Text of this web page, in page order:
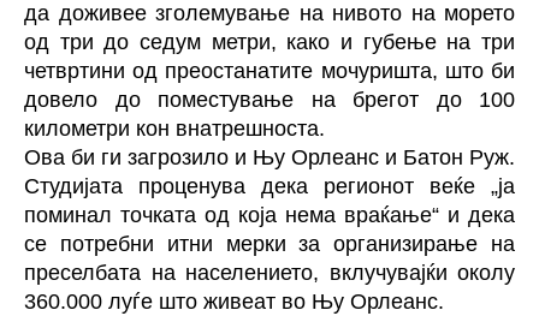
да доживее зголемување на нивото на морето
од три до седум метри, како и губење на три
четвртини од преостанатите мочуришта, што би
довело до поместување на брегот до 100
километри кон внатрешноста.
Ова би ги загрозило и Њу Орлеанс и Батон Руж.
Студијата проценува дека регионот веќе „ја
поминал точката од која нема враќање“ и дека
се потребни итни мерки за организирање на
преселбата на населението, вклучувајќи околу
360.000 луѓе што живеат во Њу Орлеанс.